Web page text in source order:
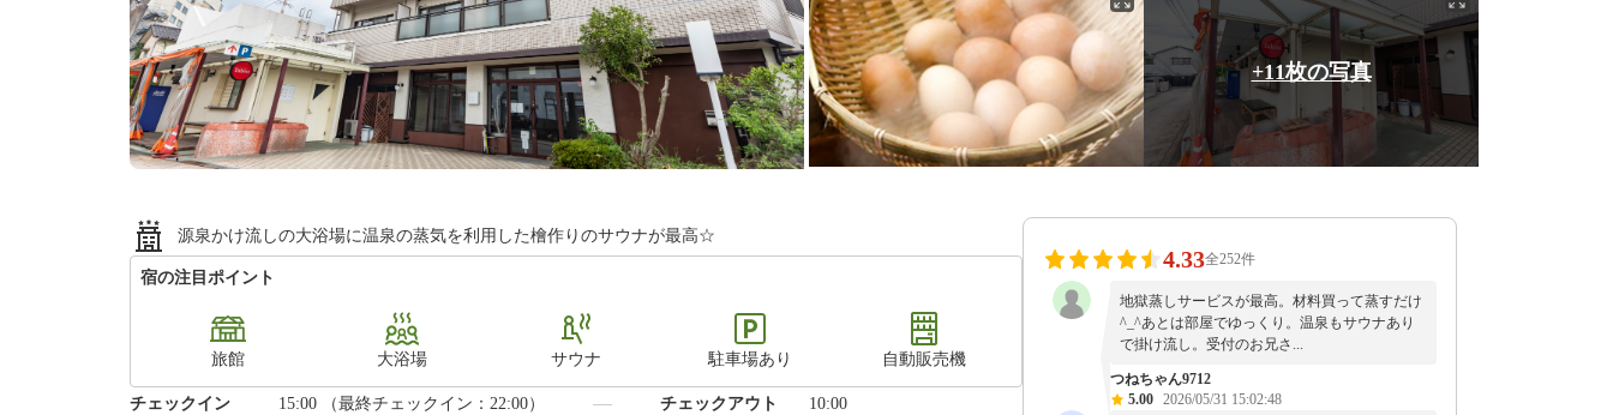
+11枚の写真
源泉かけ流しの大浴場に温泉の蒸気を利用した檜作りのサウナが最高☆
宿の注目ポイント
旅館 大浴場 サウナ 駐車場あり 自動販売機
チェックイン 15:00 （最終チェックイン：22:00） チェックアウト
10:00
4.33全252件
地獄蒸しサービスが最高。材料買って蒸すだけ
^_^あとは部屋でゆっくり。温泉もサウナあり
で掛け流し。受付のお兄さ...
つねちゃん9712
5.00 2026/05/31 15:02:48